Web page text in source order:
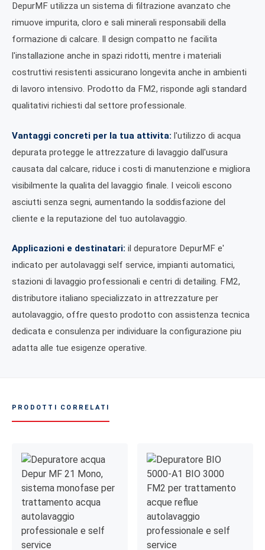
DepurMF utilizza un sistema di filtrazione avanzato che
rimuove impurita, cloro e sali minerali responsabili della
formazione di calcare. Il design compatto ne facilita
l'installazione anche in spazi ridotti, mentre i materiali
costruttivi resistenti assicurano longevita anche in ambienti
di lavoro intensivo. Prodotto da FM2, risponde agli standard
qualitativi richiesti dal settore professionale.
Vantaggi concreti per la tua attivita: l'utilizzo di acqua
depurata protegge le attrezzature di lavaggio dall'usura
causata dal calcare, riduce i costi di manutenzione e migliora
visibilmente la qualita del lavaggio finale. I veicoli escono
asciutti senza segni, aumentando la soddisfazione del
cliente e la reputazione del tuo autolavaggio.
Applicazioni e destinatari: il depuratore DepurMF e'
indicato per autolavaggi self service, impianti automatici,
stazioni di lavaggio professionali e centri di detailing. FM2,
distributore italiano specializzato in attrezzature per
autolavaggio, offre questo prodotto con assistenza tecnica
dedicata e consulenza per individuare la configurazione piu
adatta alle tue esigenze operative.
PRODOTTI CORRELATI